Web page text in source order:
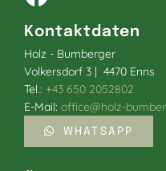
Kontaktdaten
Holz - Bumberger
Volkersdorf 3 | 4470 Enns
Tel.: +43 650 2052802
E-Mail: office@holz-
WHATSAPP